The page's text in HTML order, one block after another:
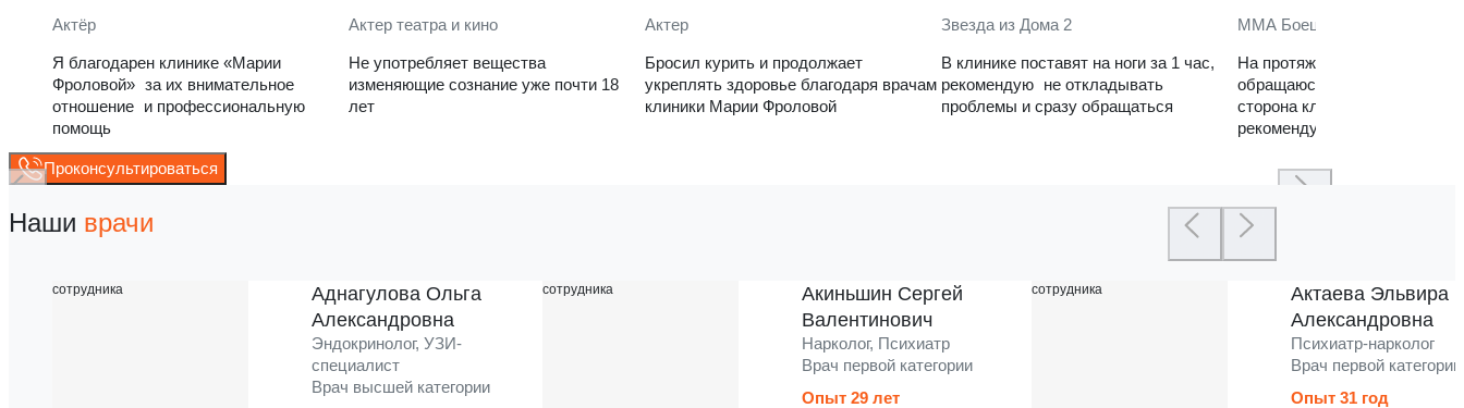
Актёр
Я благодарен клинике «Марии
Фроловой» за их внимательное
отношение и профессиональную
помощь
Актер театра и кино
Не употребляет вещества
изменяющие сознание уже почти 18
лет
Актер
Бросил курить и продолжает
укреплять здоровье благодаря врачам
клиники Марии Фроловой
Звезда из Дома 2
В клинике поставят на ноги за 1 час,
рекомендую не откладывать
проблемы и сразу обращаться
ММА Боец
На протяжении нескольких
обращаюсь в клинику.
сторона клиники —
рекомендую
Проконсультироваться
Наши врачи
Аднагулова Ольга
Александровна
Эндокринолог, УЗИ-
специалист
Врач высшей категории
Акиньшин Сергей
Валентинович
Нарколог, Психиатр
Врач первой категории
Опыт 29 лет
Актаева Эльвира
Александровна
Психиатр-нарколог
Врач первой категории
Опыт 31 год